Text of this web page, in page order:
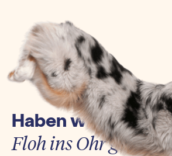
Haben wir euch
Floh ins Ohr gesetzt?